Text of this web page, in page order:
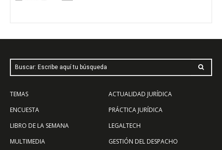
Buscar: Escribe aquí tu búsqueda
TEMAS
ENCUESTA
LIBRO DE LA SEMANA
MULTIMEDIA
ACTUALIDAD JURÍDICA
PRÁCTICA JURÍDICA
LEGALTECH
GESTIÓN DEL DESPACHO